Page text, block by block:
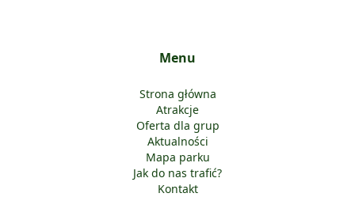
Menu
Strona główna
Atrakcje
Oferta dla grup
Aktualności
Mapa parku
Jak do nas trafić?
Kontakt